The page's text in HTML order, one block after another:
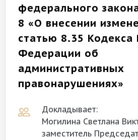
федерального
8 «О внесении
статью 8.35 Кодекса
Федерации об
административных
правонарушениях»
Докладывает:
Могилина Светлана
заместитель